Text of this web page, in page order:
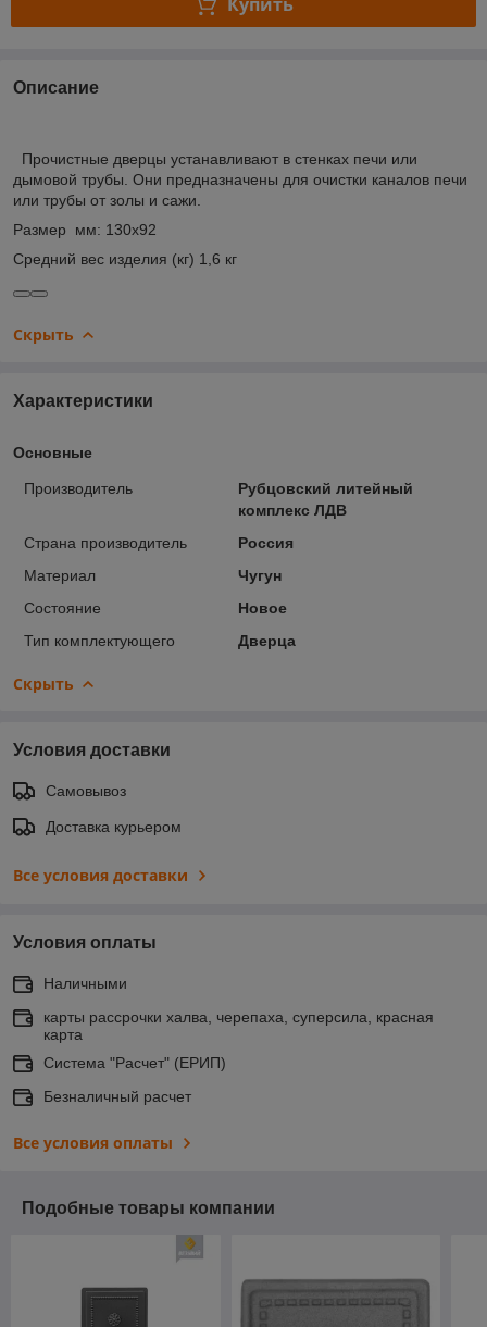
Описание
Прочистные дверцы устанавливают в стенках печи или
дымовой трубы. Они предназначены для очистки каналов печи
или трубы от золы и сажи.
Размер мм: 130х92
Cредний вес изделия (кг) 1,6 кг
Скрыть
Характеристики
Основные
Производитель
Рубцовский литейный
комплекс ЛДВ
Страна производитель
Россия
Материал
Чугун
Состояние
Новое
Тип комплектующего
Дверца
Скрыть
Условия доставки
Самовывоз
Доставка курьером
Все условия доставки
Условия оплаты
Наличными
карты рассрочки халва, черепаха, суперсила, красная
карта
Система "Расчет" (ЕРИП)
Безналичный расчет
Все условия оплаты
Подобные товары компании